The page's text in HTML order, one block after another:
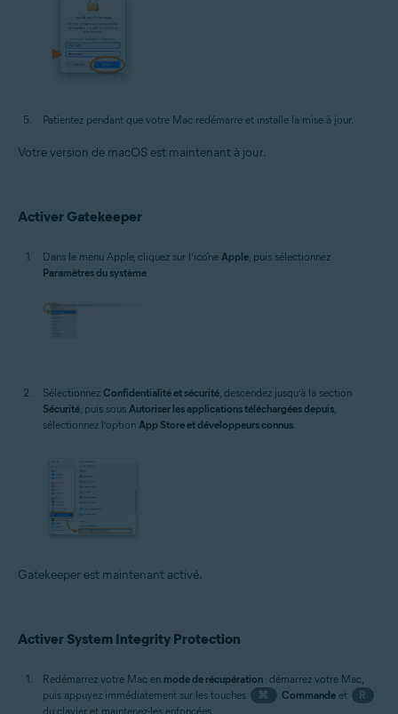
Patientez pendant que votre Mac redémarre et installe la mise à jour.
Votre version de macOS est maintenant à jour.
Activer Gatekeeper
Dans le menu Apple, cliquez sur l’icône Apple , puis sélectionnez
Paramètres du système
Sélectionnez Confidentialité et sécurité, descendez jusqu’à la section
Sécurité, puis sous Autoriser les applications téléchargées depuis,
sélectionnez l’option App Store et développeurs connus.
Gatekeeper est maintenant activé.
Activer System Integrity Protection
Redémarrez votre Mac en mode de récupération : démarrez votre Mac,
puis appuyez immédiatement sur les touches
⌘ Commandeet
R
du clavier et maintenez-les enfoncées.